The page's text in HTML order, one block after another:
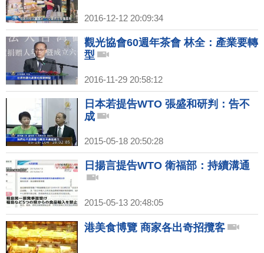
2016-12-12 20:09:34
觀光協會60週年茶會 林全：產業要轉
型
2016-11-29 20:58:12
日本若提告WTO 張盛和研判：告不
成
2015-05-18 20:50:28
日揚言提告WTO 衛福部：持續溝通
2015-05-13 20:48:05
港美食博覽 商家各出奇招攬客